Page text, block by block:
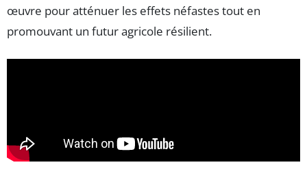
œuvre pour atténuer les effets néfastes tout en
promouvant un futur agricole résilient.